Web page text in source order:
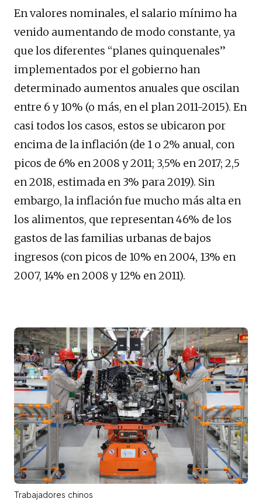
En valores nominales, el salario mínimo ha
venido aumentando de modo constante, ya
que los diferentes “planes quinquenales”
implementados por el gobierno han
determinado aumentos anuales que oscilan
entre 6 y 10% (o más, en el plan 2011-2015). En
casi todos los casos, estos se ubicaron por
encima de la inflación (de 1 o 2% anual, con
picos de 6% en 2008 y 2011; 3,5% en 2017; 2,5
en 2018, estimada en 3% para 2019). Sin
embargo, la inflación fue mucho más alta en
los alimentos, que representan 46% de los
gastos de las familias urbanas de bajos
ingresos (con picos de 10% en 2004, 13% en
2007, 14% en 2008 y 12% en 2011).
Trabajadores chinos